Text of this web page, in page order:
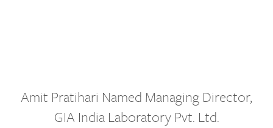
Amit Pratihari Named Managing Director,
GIA India Laboratory Pvt. Ltd.